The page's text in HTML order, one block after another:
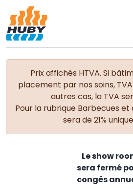
Prix affichés HTVA. Si
placement par nos soins, TVA
autres cas, la TVA
Pour la rubrique Barbecues et
sera de 21%
Le show
sera fermé
congés